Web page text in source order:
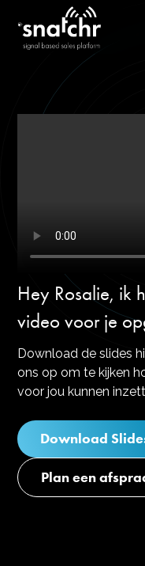
Hey Rosalie, ik
video voor je
Download de slides
ons op om te kijken
voor jou kunnen
Download
Plan een